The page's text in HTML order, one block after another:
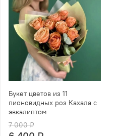
Букет цветов из 11
пионовидных роз Кахала с
эвкалиптом
7 000 ₽